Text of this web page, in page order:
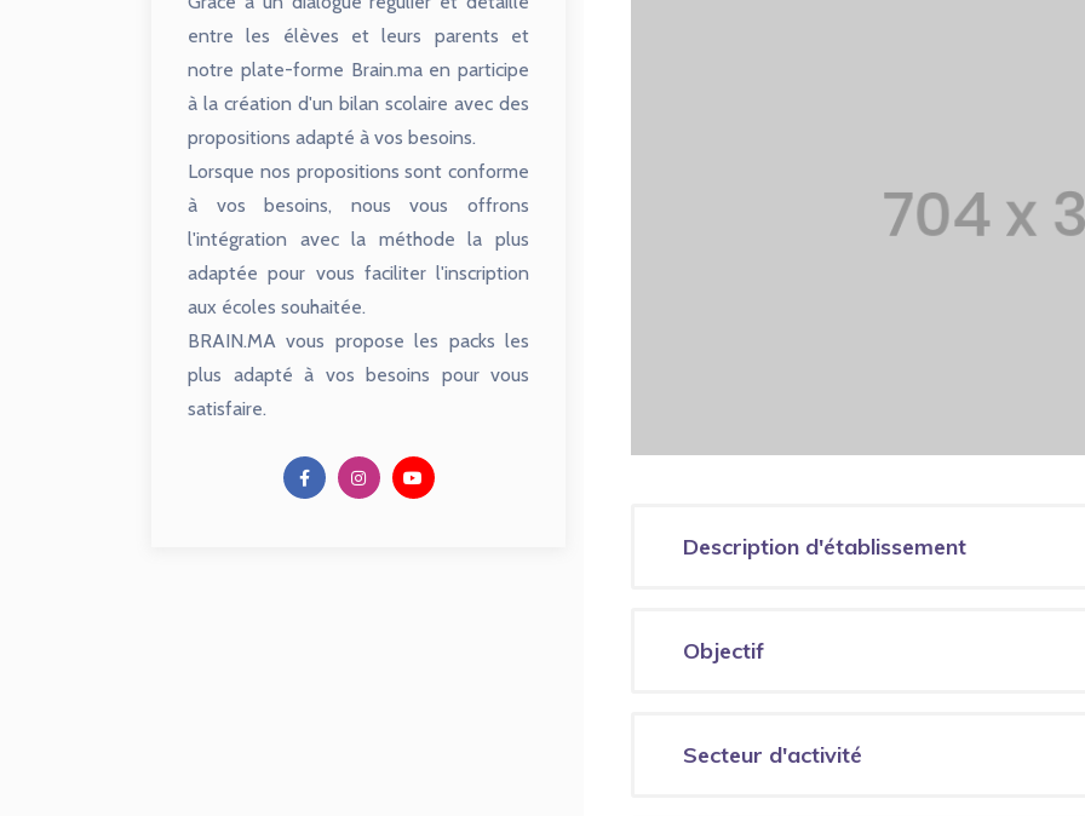
entre les élèves et leurs parents et
notre plate-forme Brain.ma en participe
à la création d'un bilan scolaire avec des
propositions adapté à vos besoins.
Lorsque nos propositions sont conforme
à vos besoins, nous vous offrons
l'intégration avec la méthode la plus
adaptée pour vous faciliter l'inscription
aux écoles souhaitée.
BRAIN.MA vous propose les packs les
plus adapté à vos besoins pour vous
satisfaire.
Description d'établissement
Objectif
Secteur d'activité